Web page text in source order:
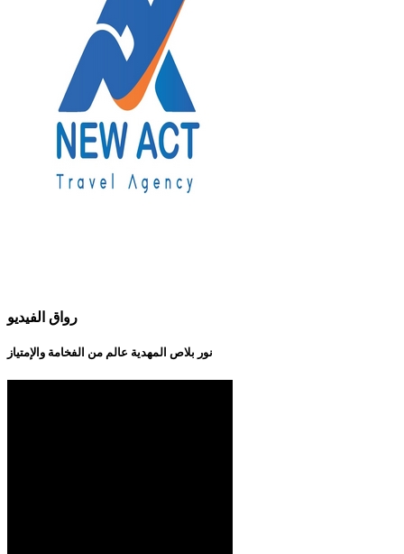
رواق الفيديو
نور بلاص المهدية عالم من الفخامة والإمتياز